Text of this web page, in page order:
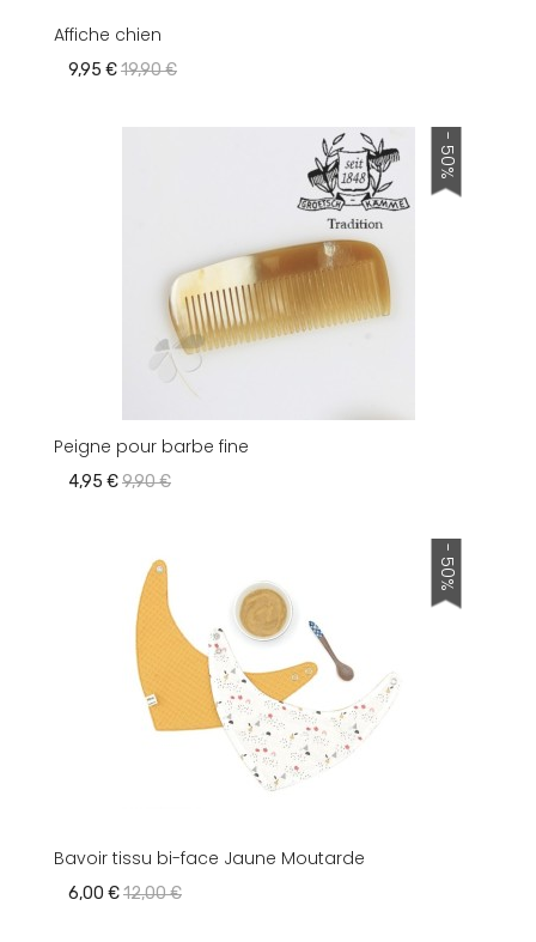
Affiche chien
9,95 €19,90 €
- 50%
Peigne pour barbe fine
4,95 €9,90 €
- 50%
Bavoir tissu bi-face Jaune Moutarde
6,00 €12,00 €